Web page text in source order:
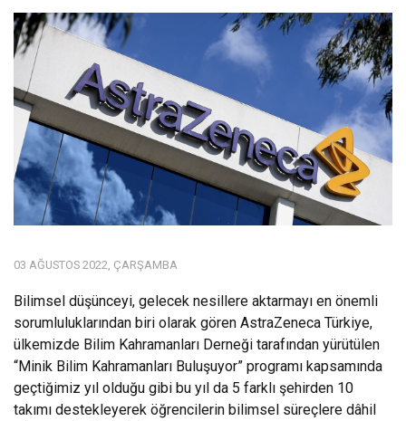
03 AĞUSTOS 2022, ÇARŞAMBA
Bilimsel düşünceyi, gelecek nesillere aktarmayı en önemli
sorumluluklarından biri olarak gören AstraZeneca Türkiye,
ülkemizde Bilim Kahramanları Derneği tarafından yürütülen
“Minik Bilim Kahramanları Buluşuyor” programı kapsamında
geçtiğimiz yıl olduğu gibi bu yıl da 5 farklı şehirden 10
takımı destekleyerek öğrencilerin bilimsel süreçlere dâhil